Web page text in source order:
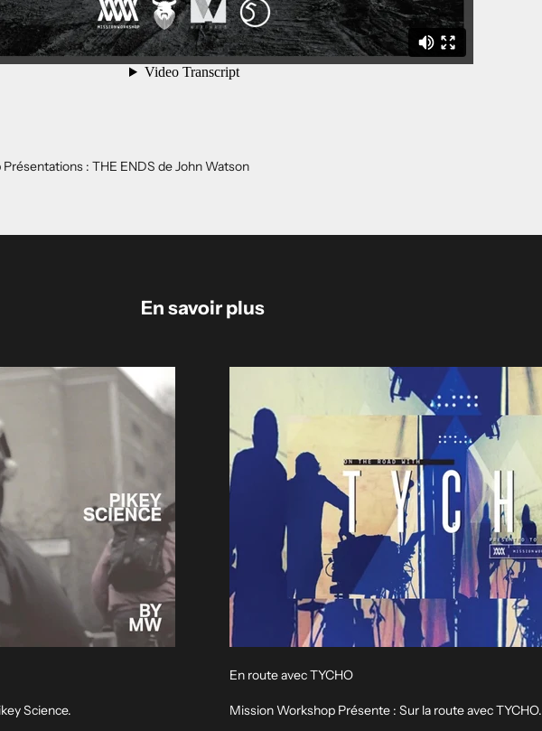
: THE ENDS de John Watson
En savoir plus
Science.
En route avec TYCHO
Mission Workshop Présente : Sur la route avec TYCHO.